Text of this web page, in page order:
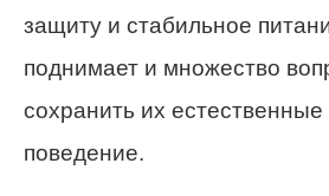
защиту и стабильное
поднимает и множество
сохранить их естественные
поведение.